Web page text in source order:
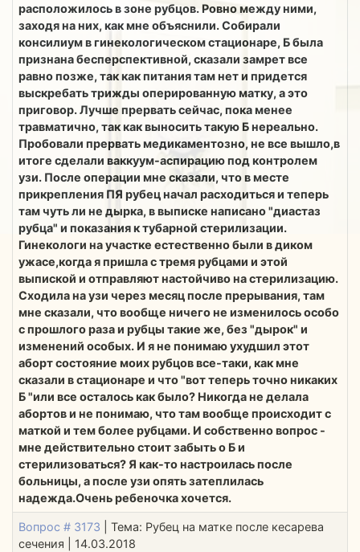
расположилось в зоне рубцов. Ровно между ними,
заходя на них, как мне объяснили. Собирали
консилиум в гинекологическом стационаре, Б была
признана бесперспективной, сказали замрет все
равно позже, так как питания там нет и придется
выскребать трижды оперированную матку, а это
приговор. Лучше прервать сейчас, пока менее
травматично, так как выносить такую Б нереально.
Пробовали прервать медикаментозно, не все вышло,в
итоге сделали ваккуум-аспирацию под контролем
узи. После операции мне сказали, что в месте
прикрепления ПЯ рубец начал расходиться и теперь
там чуть ли не дырка, в выписке написано "диастаз
рубца" и показания к тубарной стерилизации.
Гинекологи на участке естественно были в диком
ужасе,когда я пришла с тремя рубцами и этой
выпиской и отправляют настойчиво на стерилизацию.
Сходила на узи через месяц после прерывания, там
мне сказали, что вообще ничего не изменилось особо
с прошлого раза и рубцы такие же, без "дырок" и
изменений особых. И я не понимаю ухудшил этот
аборт состояние моих рубцов все-таки, как мне
сказали в стационаре и что "вот теперь точно никаких
Б "или все осталось как было? Никогда не делала
абортов и не понимаю, что там вообще происходит с
маткой и тем более рубцами. И собственно вопрос -
мне действительно стоит забыть о Б и
стерилизоваться? Я как-то настроилась после
больницы, а после узи опять затеплилась
надежда.Очень ребеночка хочется.
Вопрос # 3173 | Тема: Рубец на матке после кесарева
сечения | 14.03.2018